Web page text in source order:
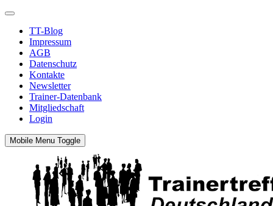
TT-Blog
Impressum
AGB
Datenschutz
Kontakte
Newsletter
Trainer-Datenbank
Mitgliedschaft
Login
Mobile Menu Toggle